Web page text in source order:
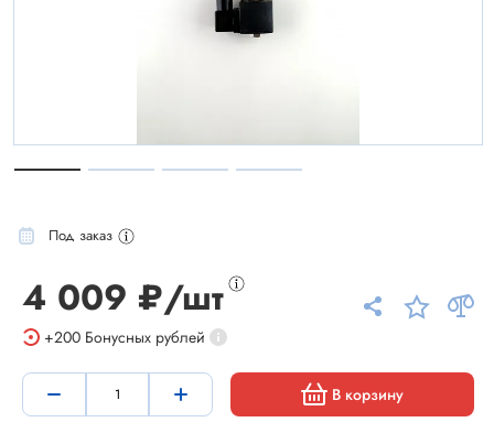
Под заказ
4 009 ₽/шт
+200 Бонусных рублей
В корзину